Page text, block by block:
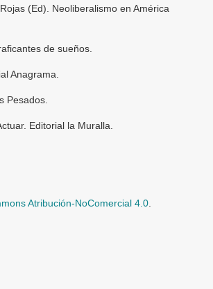
(Ed). Neoliberalismo en América
de sueños.
Anagrama.
Pesados.
Editorial la Muralla.
Atribución-NoComercial 4.0